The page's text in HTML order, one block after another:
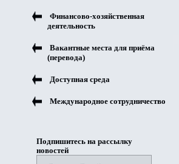
Финансово-хозяйственная
деятельность
Вакантные места для приёма
(перевода)
Доступная среда
Международное сотрудничество
Подпишитесь на рассылку
новостей